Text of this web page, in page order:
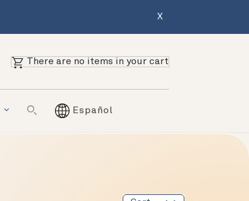
X
There are no items in your cart
Español